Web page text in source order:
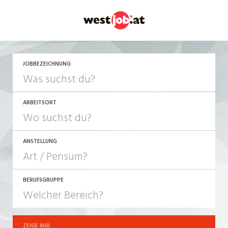
JOBBEZEICHNUNG
ARBEITSORT
ANSTELLUNG
JOB-TYP
Festanstellung
BERUFSGRUPPE
ZEIGE MIR